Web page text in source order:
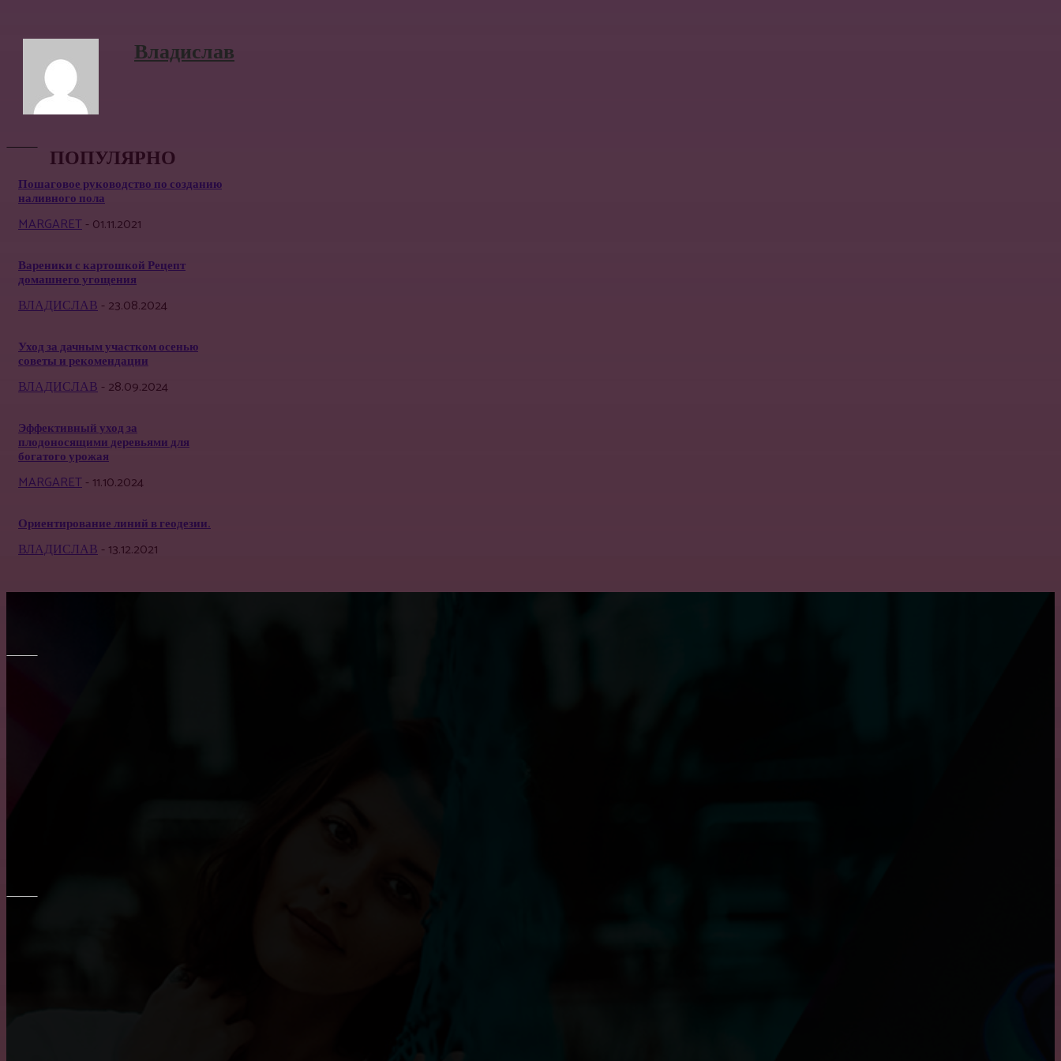
Владислав
ПОПУЛЯРНО
Пошаговое руководство по созданию
наливного пола
MARGARET- 01.11.2021
Вареники с картошкой Рецепт
домашнего угощения
ВЛАДИСЛАВ-23.08.2024
Уход за дачным участком осенью
советы и рекомендации
ВЛАДИСЛАВ- 28.09.2024
Эффективный уход за
плодоносящими деревьями для
богатого урожая
MARGARET- 11.10.2024
Ориентирование линий в геодезии.
ВЛАДИСЛАВ- 13.12.2021